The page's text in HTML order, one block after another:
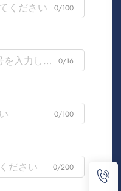
0/100
0/16
0/100
0/200